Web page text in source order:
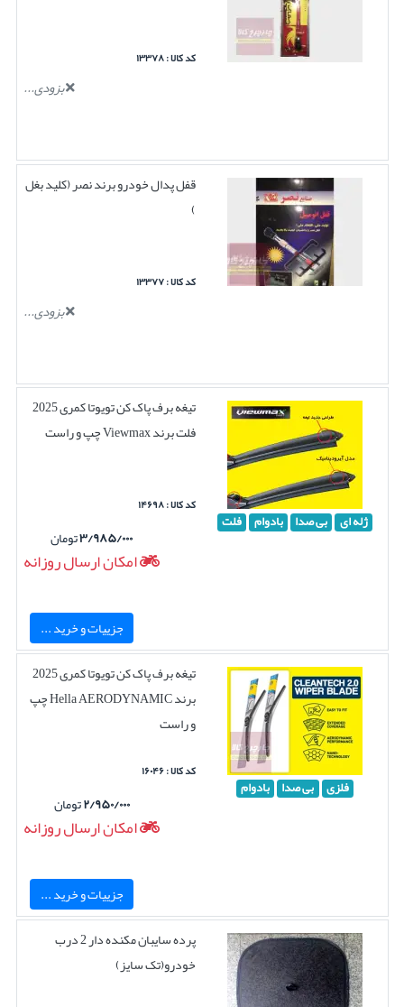
کد کالا : ۱۳۳۷۸
بزودی...
قفل پدال خودرو برند نصر (کلید بغل
)
کد کالا : ۱۳۳۷۷
بزودی...
ژله ای بی صدا بادوام فلت
تیغه برف پاک کن تویوتا کمری 2025
فلت برند Viewmax چپ و راست
کد کالا : ۱۴۶۹۸
۳/۹۸۵/۰۰۰تومان
امکان ارسال روزانه
جزییات و خرید ...
فلزی بی صدا بادوام
تیغه برف پاک کن تویوتا کمری 2025
برند Hella AERODYNAMIC چپ
و راست
کد کالا : ۱۶۰۴۶
۲/۹۵۰/۰۰۰تومان
امکان ارسال روزانه
جزییات و خرید ...
پرده سایبان مکنده دار 2 درب
خودرو(تک سایز)